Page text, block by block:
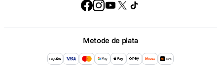
Dimensiuni 116,3 x 88,1 x 58,7 mm
Metode de plata